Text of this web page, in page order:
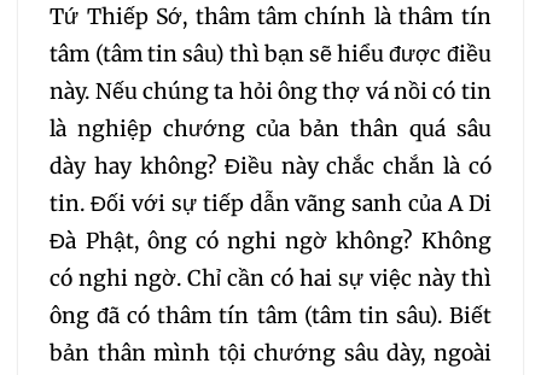
221 222 223
224 225 226
227 228 229
230 231 232
233 234 235
Tứ Thiếp Sớ, thâm tâm chính là thâm tín
tâm (tâm tin sâu) thì bạn sẽ hiểu được điều
này. Nếu chúng ta hỏi ông thợ vá nồi có tin
là nghiệp chướng của bản thân quá sâu
dày hay không? Điều này chắc chắn là có
tin. Đối với sự tiếp dẫn vãng sanh của A Di
Đà Phật, ông có nghi ngờ không? Không
có nghi ngờ. Chỉ cần có hai sự việc này thì
ông đã có thâm tín tâm (tâm tin sâu). Biết
bản thân mình tội chướng sâu dày, ngoài